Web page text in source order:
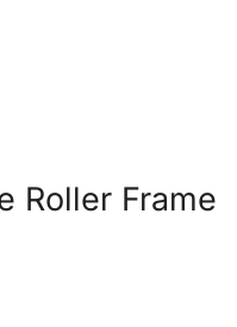
Roller Frame